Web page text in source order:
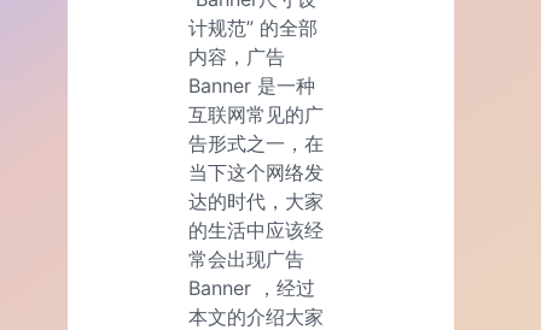
计规范” 的全部
内容，广告
Banner 是一种
互联网常见的广
告形式之一，在
当下这个网络发
达的时代，大家
的生活中应该经
常会出现广告
Banner ，经过
本文的介绍大家